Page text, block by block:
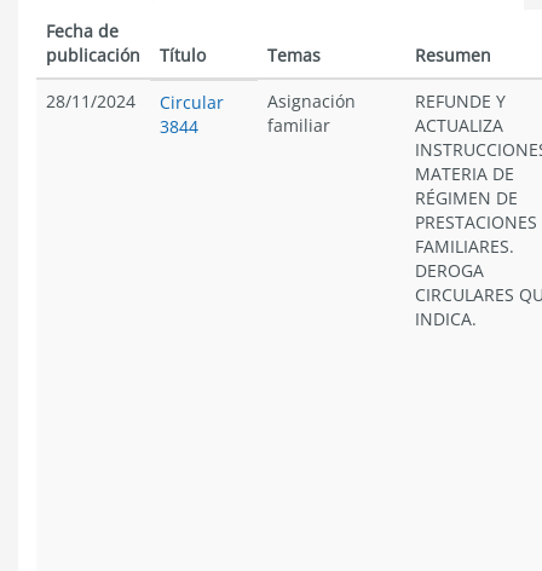
Fecha de
publicación
Título Temas
Resumen
28/11/2024
Circular
3844
Asignación
familiar
REFUNDE Y
ACTUALIZA
MATERIA DE
RÉGIMEN DE
PRESTACIONES
FAMILIARES.
DEROGA
CIRCULARES
INDICA.